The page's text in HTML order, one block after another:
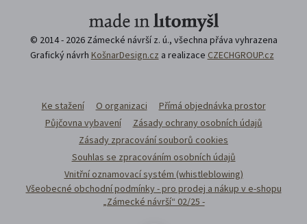
© 2014 - 2026 Zámecké návrší z. ú., všechna přáva vyhrazena
Grafický návrh KošnarDesign.cz a realizace CZECHGROUP.cz
Ke stažení O organizaci
Přímá objednávka prostor
Půjčovna vybavení
Zásady ochrany osobních údajů
Zásady zpracování souborů cookies
Souhlas se zpracováním osobních údajů
Vnitřní oznamovací systém (whistleblowing)
Všeobecné obchodní podmínky - pro prodej a nákup v e-shopu
„Zámecké návrší“ 02/25 -